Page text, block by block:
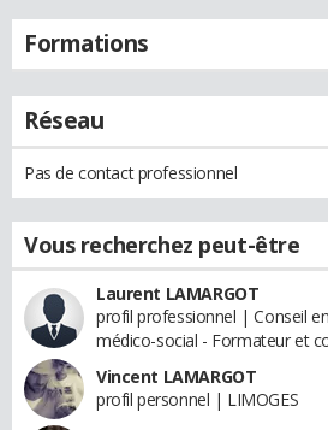
Formations
Réseau
Pas de contact professionnel
Vous recherchez peut-être
Laurent LAMARGOT
profil professionnel | Conseil
médico-social - Formateur et
Vincent LAMARGOT
profil personnel | LIMOGES